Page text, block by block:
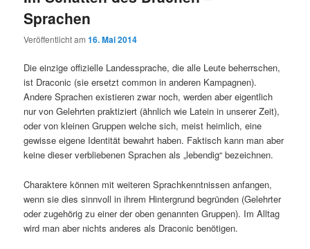
Sprachen
Veröffentlicht am16. Mai 2014
Die einzige offizielle Landessprache, die alle Leute beherrschen,
ist Draconic (sie ersetzt common in anderen Kampagnen).
Andere Sprachen existieren zwar noch, werden aber eigentlich
nur von Gelehrten praktiziert (ähnlich wie Latein in unserer Zeit),
oder von kleinen Gruppen welche sich, meist heimlich, eine
gewisse eigene Identität bewahrt haben. Faktisch kann man aber
keine dieser verbliebenen Sprachen als „lebendig“ bezeichnen.
Charaktere können mit weiteren Sprachkenntnissen anfangen,
wenn sie dies sinnvoll in ihrem Hintergrund begründen (Gelehrter
oder zugehörig zu einer der oben genannten Gruppen). Im Alltag
wird man aber nichts anderes als Draconic benötigen.